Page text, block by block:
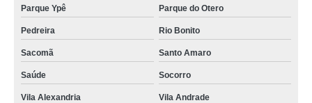
Parque Ypê Parque do Otero
Pedreira Rio Bonito
Sacomã Santo Amaro
Saúde Socorro
Vila Alexandria Vila Andrade